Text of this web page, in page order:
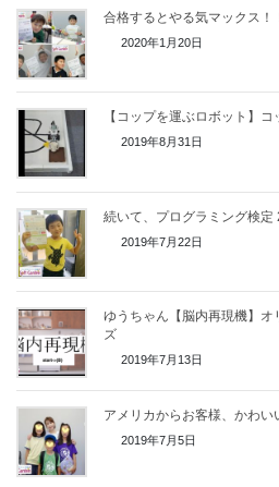
合格するとやる気マックス！
2020年1月20日
【コップを運ぶロボット】
2019年8月31日
続いて、プログラミング検定
2019年7月22日
ゆうちゃん【脳内再現機】
ズ
2019年7月13日
アメリカからお客様、かわい
2019年7月5日